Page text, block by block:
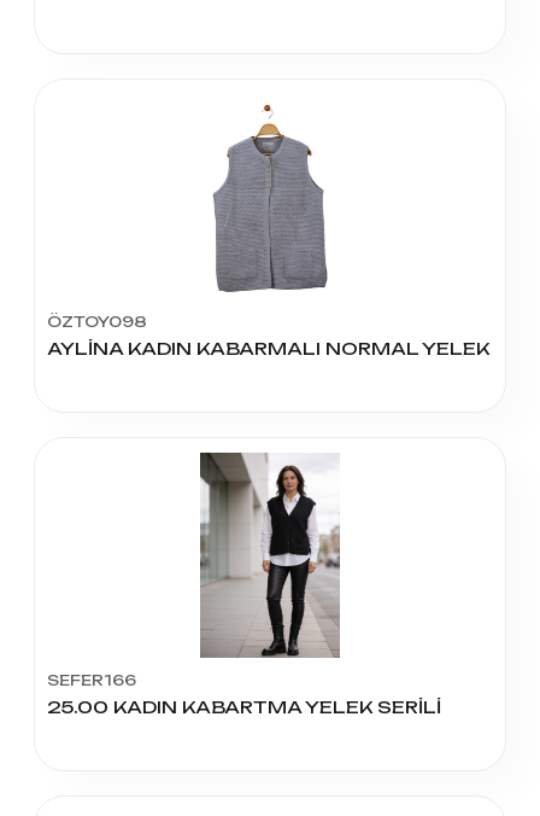
ÖZTOY098
AYLİNA KADIN KABARMALI NORMAL YELEK
SEFER166
25.00 KADIN KABARTMA YELEK SERİLİ